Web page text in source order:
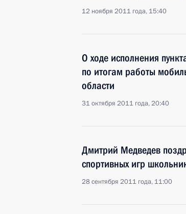
12 ноября 2011 года, 15:40
О ходе исполнения
по итогам работы
области
31 октября 2011 года, 20:40
Дмитрий Медведев
спортивных игр
28 сентября 2011 года, 11:00